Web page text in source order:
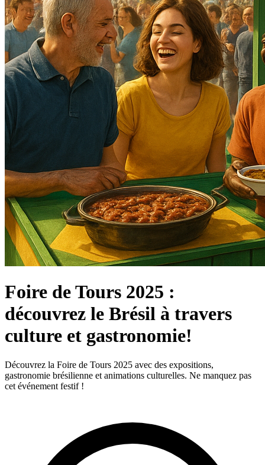
Foire de Tours 2025 :
découvrez le Brésil à travers
culture et gastronomie!
Découvrez la Foire de Tours 2025 avec des expositions,
gastronomie brésilienne et animations culturelles. Ne manquez pas
cet événement festif !